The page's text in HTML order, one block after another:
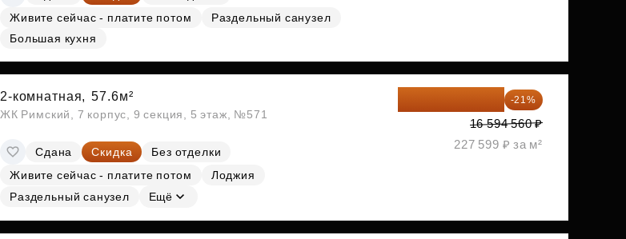
Живите сейчас - платите потом
Раздельный санузел
Большая кухня
2-комнатная, 57.6м²
ЖК Римский, 7 корпус, 9 секция, 5 этаж, №571
Сдана Скидка
Без отделки
Живите сейчас - платите потом
Лоджия
Раздельный санузел
Ещё
-21%
16 594 560 ₽
227 599 ₽ за м²